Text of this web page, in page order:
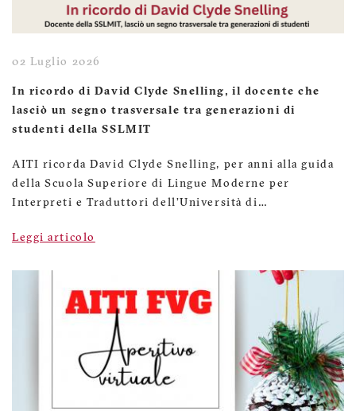
02 Luglio 2026
In ricordo di David Clyde Snelling, il docente che
lasciò un segno trasversale tra generazioni di
studenti della SSLMIT
AITI ricorda David Clyde Snelling, per anni alla guida
della Scuola Superiore di Lingue Moderne per
Interpreti e Traduttori dell’Università di…
Leggi articolo